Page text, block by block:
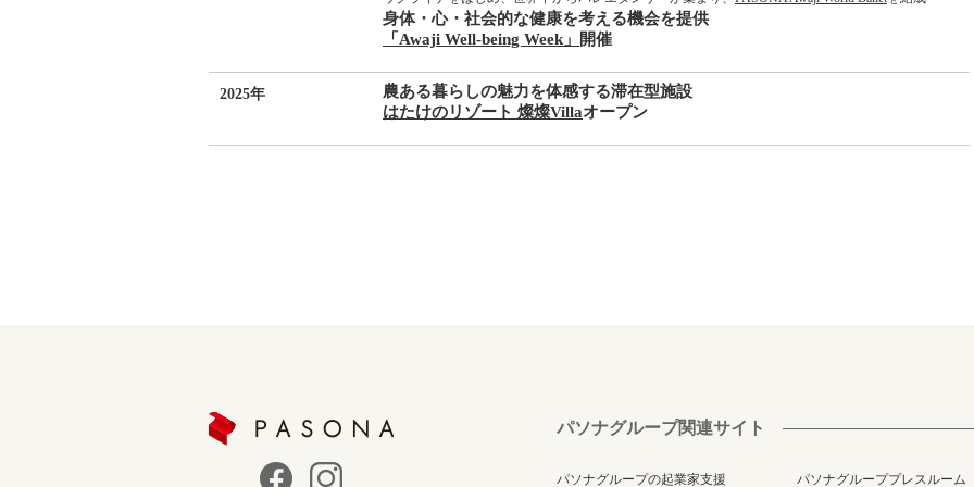
身体・心・社会的な健康を考える機会を提供
「Awaji Well-being Week」
開催
2025年
農ある暮らしの魅力を体感する滞在型施設
はたけのリゾート 燦燦Villaオープン
パソナグループ関連サイト
パソナグループの起業家支援 パソナグループプレスルーム